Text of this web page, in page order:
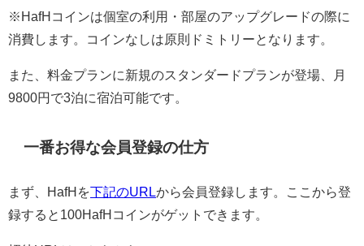
※HafHコインは個室の利用・部屋のアップグレードの際に
消費します。コインなしは原則ドミトリーとなります。
また、料金プランに新規のスタンダードプランが登場、月
9800円で3泊に宿泊可能です。
一番お得な会員登録の仕方
まず、HafHを下記のURL から会員登録します。ここから登
録すると100HafHコインがゲットできます。